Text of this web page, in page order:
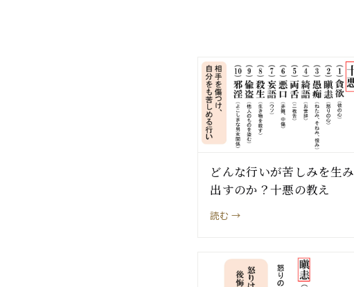
どんな行いが苦しみを生み
出すのか？十悪の教え
読む →